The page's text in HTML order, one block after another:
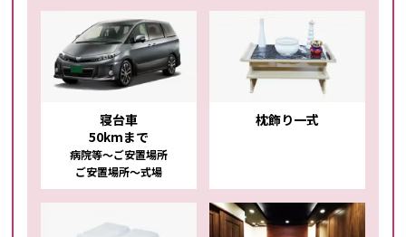
寝台車
50kmまで
病院等～ご安置場所
ご安置場所～式場
枕飾り一式